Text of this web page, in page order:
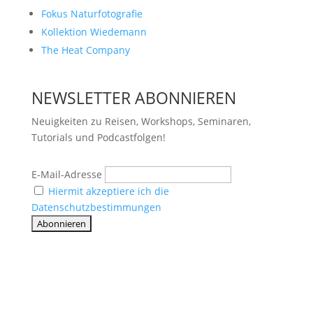
Fokus Naturfotografie
Kollektion Wiedemann
The Heat Company
NEWSLETTER ABONNIEREN
Neuigkeiten zu Reisen, Workshops, Seminaren,
Tutorials und Podcastfolgen!
E-Mail-Adresse
Hiermit akzeptiere ich die
Datenschutzbestimmungen